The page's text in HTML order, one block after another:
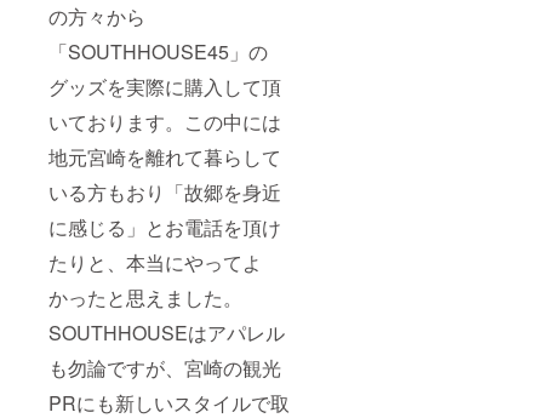
の方々から
「SOUTHHOUSE45」の
グッズを実際に購入して頂
いております。この中には
地元宮崎を離れて暮らして
いる方もおり「故郷を身近
に感じる」とお電話を頂け
たりと、本当にやってよ
かったと思えました。
SOUTHHOUSEはアパレル
も勿論ですが、宮崎の観光
PRにも新しいスタイルで取